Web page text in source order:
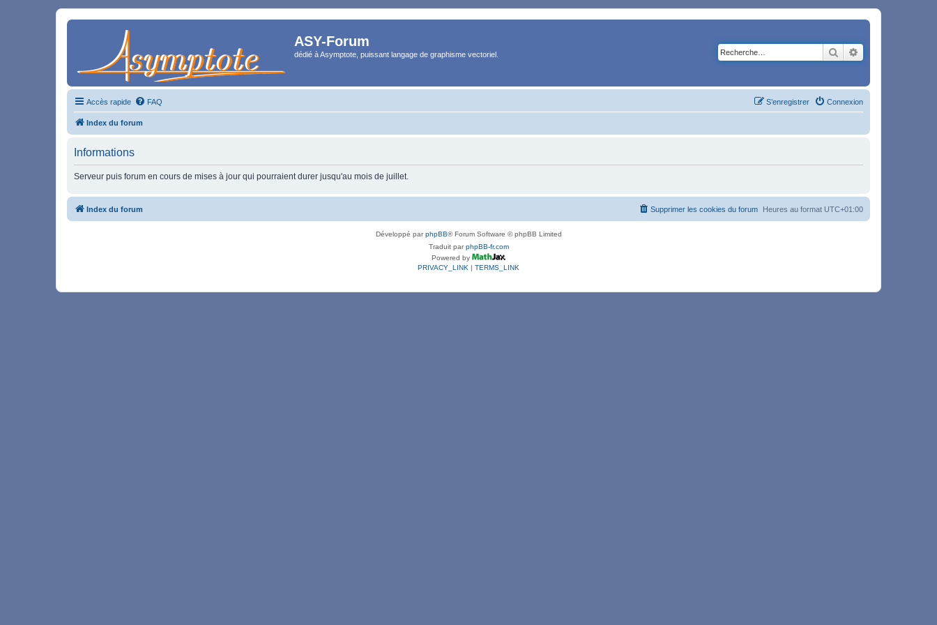
ASY-Forum
dédié à Asymptote, puissant langage de graphisme vectoriel. Rechercher
Accès rapide FAQ Connexion
S’enregistrer
Index du forum
Informations
Serveur puis forum en cours de mises à jour qui pourraient durer jusqu'au mois de juillet.
Index du forum Heures au format UTC+01:00
Supprimer les cookies du forum
Développé parphpBB® Forum Software © phpBB Limited
Traduit parphpBB-fr.com
Powered by
PRIVACY_LINK | TERMS_LINK